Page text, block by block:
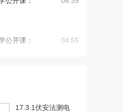
公开课：
04:55
17.3.1伏安法测电